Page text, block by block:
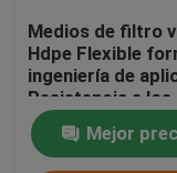
Las medias de
Medios de filtro
Medios de filtro
Hdpe Flexible
ingeniería de
Resistencia a los
golpes
Mejor